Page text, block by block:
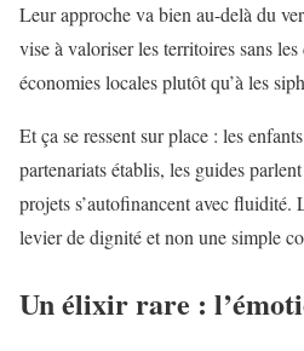
Leur approche va bien au-delà du
vise à valoriser les territoires sans
économies locales plutôt qu’à les
Et ça se ressent sur place : les
partenariats établis, les guides
projets s’autofinancent avec fluidité.
levier de dignité et non une simple
Un élixir rare :